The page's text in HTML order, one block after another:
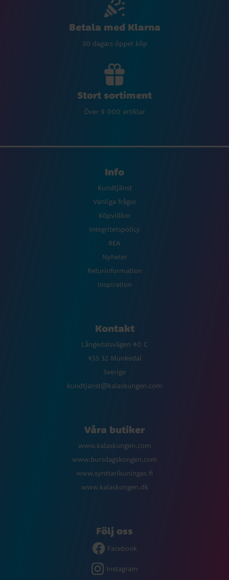
Betala med Klarna
30 dagars öppet köp
Stort sortiment
Över 9 000 artiklar
Info
Kundtjänst
Vanliga frågor
Köpvillkor
Integritetspolicy
REA
Nyheter
Returinformation
Inspiration
Kontakt
Långedalsvägen 40 C
455 32 Munkedal
Sverige
kundtjanst@kalaskungen.com
Våra butiker
www.kalaskungen.com
www.bursdagskongen.com
www.synttarikuningas.fi
www.kalaskongen.dk
Följ oss
Facebook
Instagram